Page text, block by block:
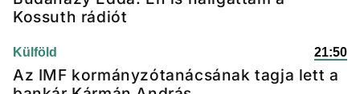
Kossuth rádiót
Külföld 21:50
Az IMF kormányzótanácsának tagja lett a